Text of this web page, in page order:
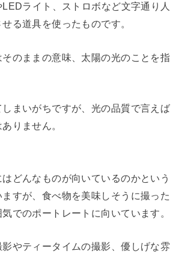
LEDライト、ストロボなど文字通り人
る道具を使ったものです。
のままの意味、太陽の光のことを指
まいがちですが、光の品質で言えば
りません。
どんなものが向いているのかという
すが、食べ物を美味しそうに撮った
でのポートレートに向いています。
やティータイムの撮影、優しげな雰